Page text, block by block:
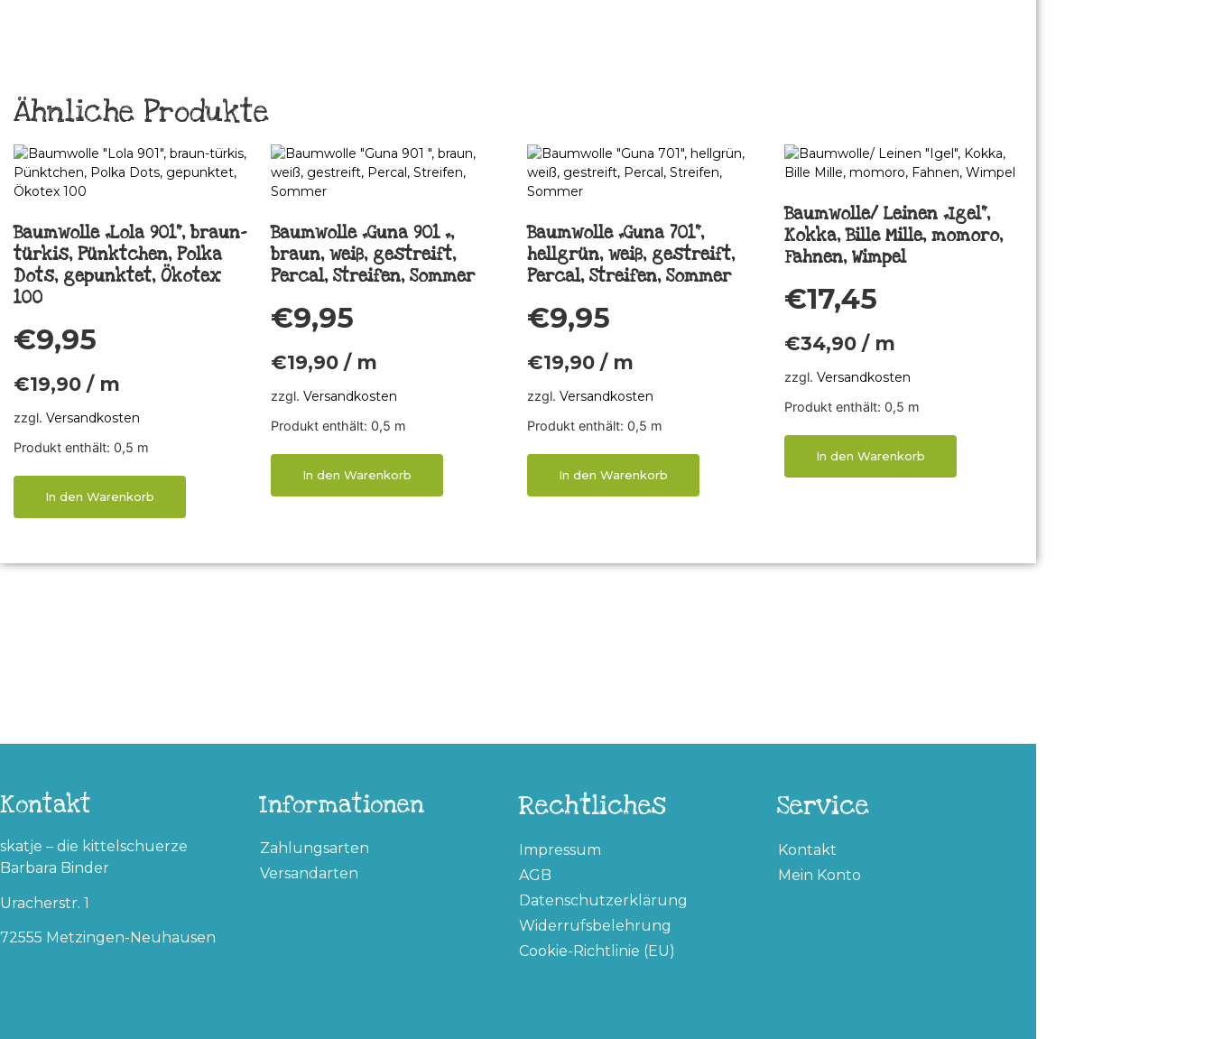
Ähnliche Produkte
Baumwolle „Lola 901“, braun-
türkis, Pünktchen, Polka
Dots, gepunktet, Ökotex
100
€9,95
€19,90 / m
zzgl. Versandkosten
Produkt enthält: 0,5 m
In den Warenkorb
Baumwolle „Guna 901 „,
braun, weiß, gestreift,
Percal, Streifen, Sommer
€9,95
€19,90/ m
zzgl. Versandkosten
Produkt enthält: 0,5 m
In den Warenkorb
Baumwolle „Guna 701“,
hellgrün, weiß, gestreift,
Percal, Streifen, Sommer
€9,95
€19,90 / m
zzgl. Versandkosten
Produkt enthält: 0,5 m
In den Warenkorb
Baumwolle/ Leinen „Igel“,
Kokka, Bille Mille, momoro,
Fahnen, Wimpel
€17,45
€34,90/ m
zzgl. Versandkosten
Produkt enthält: 0,5 m
In den Warenkorb
Kontakt
skatje – die kittelschuerze
Barbara Binder
Uracherstr. 1
72555 Metzingen-Neuhausen
Informationen
Zahlungsarten
Versandarten
Rechtliches
Impressum
AGB
Datenschutzerklärung
Widerrufsbelehrung
Cookie-Richtlinie (EU)
Service
Kontakt
Mein Konto